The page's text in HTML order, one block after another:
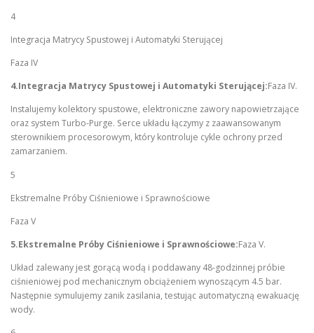
4
Integracja Matrycy Spustowej i Automatyki Sterującej
Faza IV
4.Integracja Matrycy Spustowej i Automatyki Sterującej:Faza IV.
Instalujemy kolektory spustowe, elektroniczne zawory napowietrzające
oraz system Turbo-Purge. Serce układu łączymy z zaawansowanym
sterownikiem procesorowym, który kontroluje cykle ochrony przed
zamarzaniem.
5
Ekstremalne Próby Ciśnieniowe i Sprawnościowe
Faza V
5.Ekstremalne Próby Ciśnieniowe i Sprawnościowe:Faza V.
Układ zalewany jest gorącą wodą i poddawany 48-godzinnej próbie
ciśnieniowej pod mechanicznym obciążeniem wynoszącym 4.5 bar.
Następnie symulujemy zanik zasilania, testując automatyczną ewakuację
wody.